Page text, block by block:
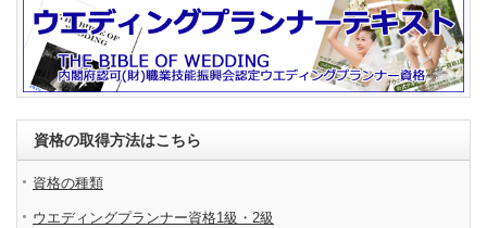
資格の取得方法はこちら
資格の種類
ウエディングプランナー資格1級・2級